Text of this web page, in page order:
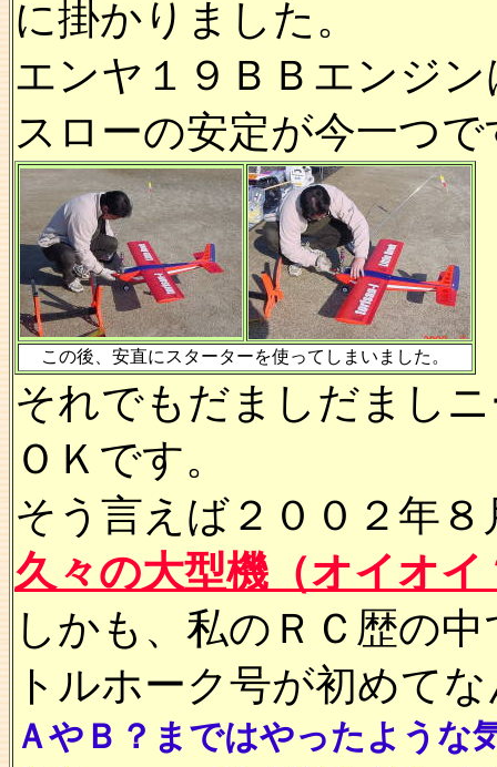
に掛かりました。
エンヤ１９ＢＢエンジ
スローの安定が今一つで
この後、安直にスターターを使ってしまいました。
それでもだましだまし
ＯＫです。
そう言えば２００２年
久々の大型機（オイオイ
しかも、私のＲＣ歴の
トルホーク号が初めて
ＡやＢ？まではやったような